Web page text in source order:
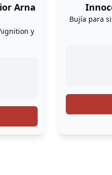
Arna
y
Bujía para